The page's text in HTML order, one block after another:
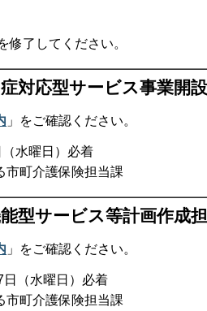
修了してください。
対応型サービス事業開
」をご確認ください。
（水曜日）必着
市町介護保険担当課
型サービス等計画作成
」をご確認ください。
日（水曜日）必着
市町介護保険担当課